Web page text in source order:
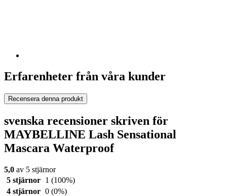
Erfarenheter från våra kunder
Recensera denna produkt
svenska recensioner skriven för
MAYBELLINE Lash Sensational
Mascara Waterproof
5,0 av 5 stjärnor
5 stjärnor
1 (100%)
4 stjärnor 0 (0%)